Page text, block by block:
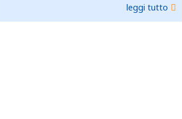
leggi tutto